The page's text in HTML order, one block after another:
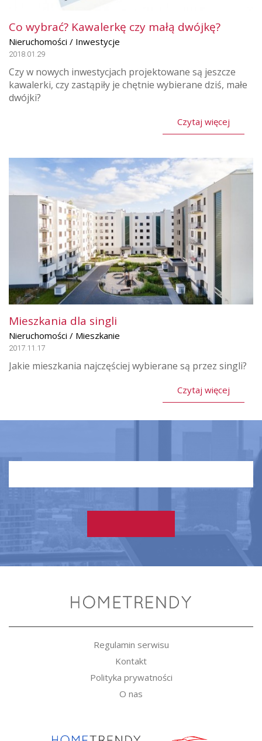
Co wybrać? Kawalerkę czy małą dwójkę?
Nieruchomości / Inwestycje
2018.01.29
Czy w nowych inwestycjach projektowane są jeszcze
kawalerki, czy zastąpiły je chętnie wybierane dziś, małe
dwójki?
Czytaj więcej
Mieszkania dla singli
Nieruchomości / Mieszkanie
2017.11.17
Jakie mieszkania najczęściej wybierane są przez singli?
Czytaj więcej
Regulamin serwisu
Kontakt
Polityka prywatności
O nas